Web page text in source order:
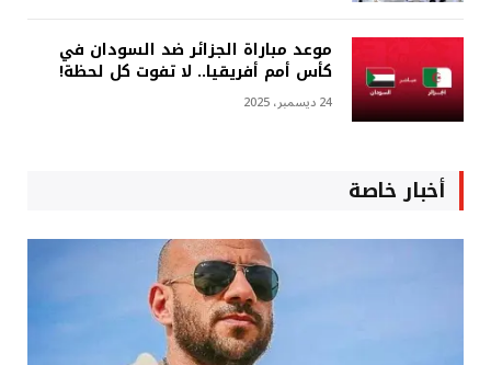
موعد مباراة الجزائر ضد السودان في
كأس أمم أفريقيا.. لا تفوت كل لحظة!
24 ديسمبر، 2025
أخبار خاصة